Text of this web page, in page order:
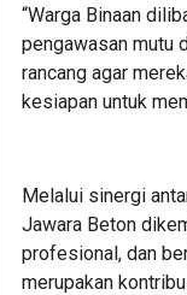
“Warga Binaan
pengawasan mutu
rancang agar
kesiapan untuk
Melalui sinergi
Jawara Beton
profesional, dan
merupakan